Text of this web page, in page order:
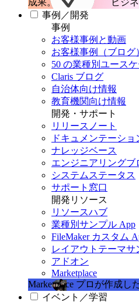
成果。 ビジ
事例／開発
事例
お客様事例と動画
お客様事例（ブログ
50 の業種別ユース
Claris ブログ
自治体向け情報
教育機関向け情報
開発・サポート
リリースノート
ドキュメンテーショ
ナレッジベース
エンジニアリングブ
システムステータス
サポート窓口
開発リソース
リソースハブ
業種別サンプル App
FileMaker カスタム
レイアウトテーマサ
アドオン
Marketplace
Marketplace プロが作成し
イベント／学習